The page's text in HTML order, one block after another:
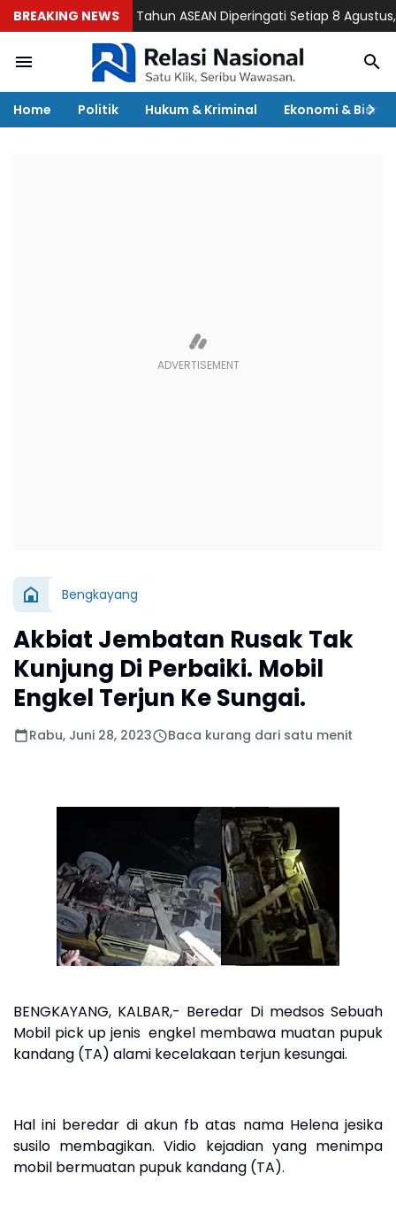
BREAKING NEWS
Ulang Tahun ASEAN Diperingati Setiap 8 Agustus,
Home Politik Hukum & Kriminal Ekonomi & Bisnis
Bengkayang
Akbiat Jembatan Rusak Tak
Kunjung Di Perbaiki. Mobil
Engkel Terjun Ke Sungai.
Rabu, Juni 28, 2023 Baca kurang dari satu menit
BENGKAYANG, KALBAR,- Beredar Di medsos Sebuah
Mobil pick up jenis engkel membawa muatan pupuk
kandang (TA) alami kecelakaan terjun kesungai.
Hal ini beredar di akun fb atas nama Helena jesika
susilo membagikan. Vidio kejadian yang menimpa
mobil bermuatan pupuk kandang (TA).